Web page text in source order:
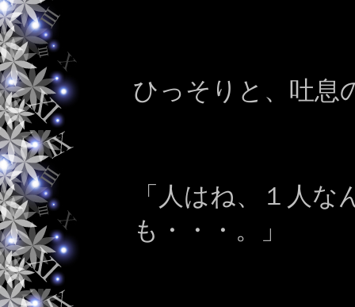
ひっそりと、吐息
「人はね、１人
も・・・。」